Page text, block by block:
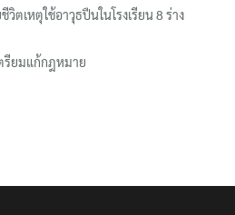
ตเหตุใช้อาวุธปืนในโรงเรียน 8 ร่าง
รียมแก้กฎหมาย